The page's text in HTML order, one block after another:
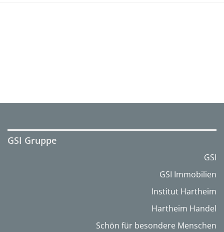
GSI Gruppe
GSI
GSI Immobilien
Institut Hartheim
Hartheim Handel
Schön für besondere Menschen